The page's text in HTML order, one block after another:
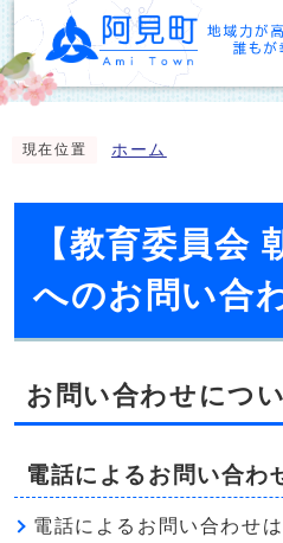
現在位置 ホーム
【教育委員会
へのお問い合
お問い合わせにつ
電話によるお問い合わ
電話によるお問い合わせ